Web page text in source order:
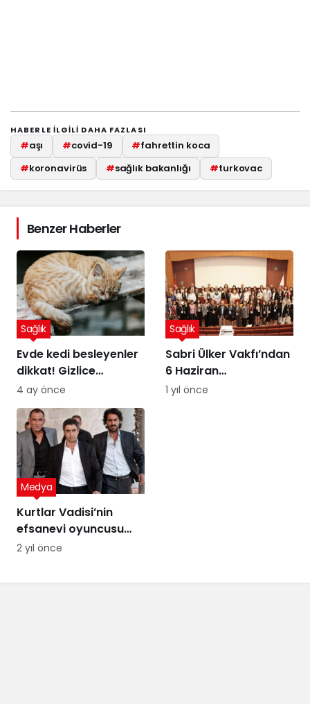
HABERLE ILGILI DAHA FAZLASI
#aşı #covid-19 #fahrettin koca
#koronavirüs #sağlık bakanlığı #turkovac
Benzer Haberler
Evde kedi besleyenler
dikkat! Gizlice
yerleşen parazit,
görme kaybına yol
açıyor
Sağlık
4 ay önce
Sabri Ülker Vakfı’ndan
6 Haziran
Diyetisyenler Günü’ne
Sağlık
1 yıl önce
Kurtlar Vadisi’nin
efsanevi oyuncusu
ekranlara dönüyor!
Medya
2 yıl önce